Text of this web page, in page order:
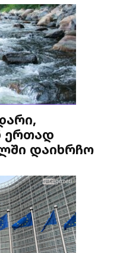
ერთად
დაიხრჩო